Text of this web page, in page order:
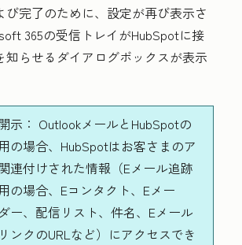
び完了のために、設定が再び表示さ
365の受信トレイがHubSpotに接
知らせるダイアログボックスが表示
示： OutlookメールとHubSpotの
の場合、HubSpotはお客さまのア
連付けされた情報（Eメール追跡
の場合、Eコンタクト、Eメー
ー、配信リスト、件名、Eメール
ンクのURLなど）にアクセスでき